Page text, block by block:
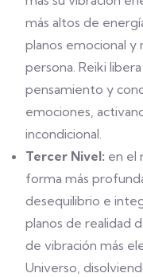
más altos de
planos emocional
persona. Reiki
pensamiento y
emociones,
incondicional.
Tercer Nivel: en el
forma más
desequilibrio e
planos de realidad
de vibración más
Universo,